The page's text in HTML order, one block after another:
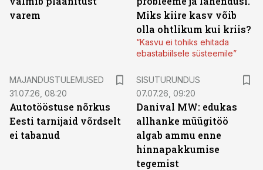
varem
Miks kiire kasv võib
olla ohtlikum kui kriis?
“Kasvu ei tohiks ehitada
ebastabiilsele süsteemile”
MAJANDUSTULEMUSED
31.07.26, 08:20
Autotööstuse nõrkus
Eesti tarnijaid võrdselt
ei tabanud
SISUTURUNDUS
07.07.26, 09:20
Danival MW: edukas
allhanke müügitöö
algab ammu enne
hinnapakkumise
tegemist